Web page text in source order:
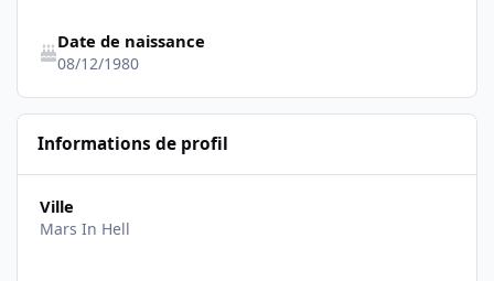
Date de naissance
08/12/1980
Informations de profil
Ville
Mars In Hell